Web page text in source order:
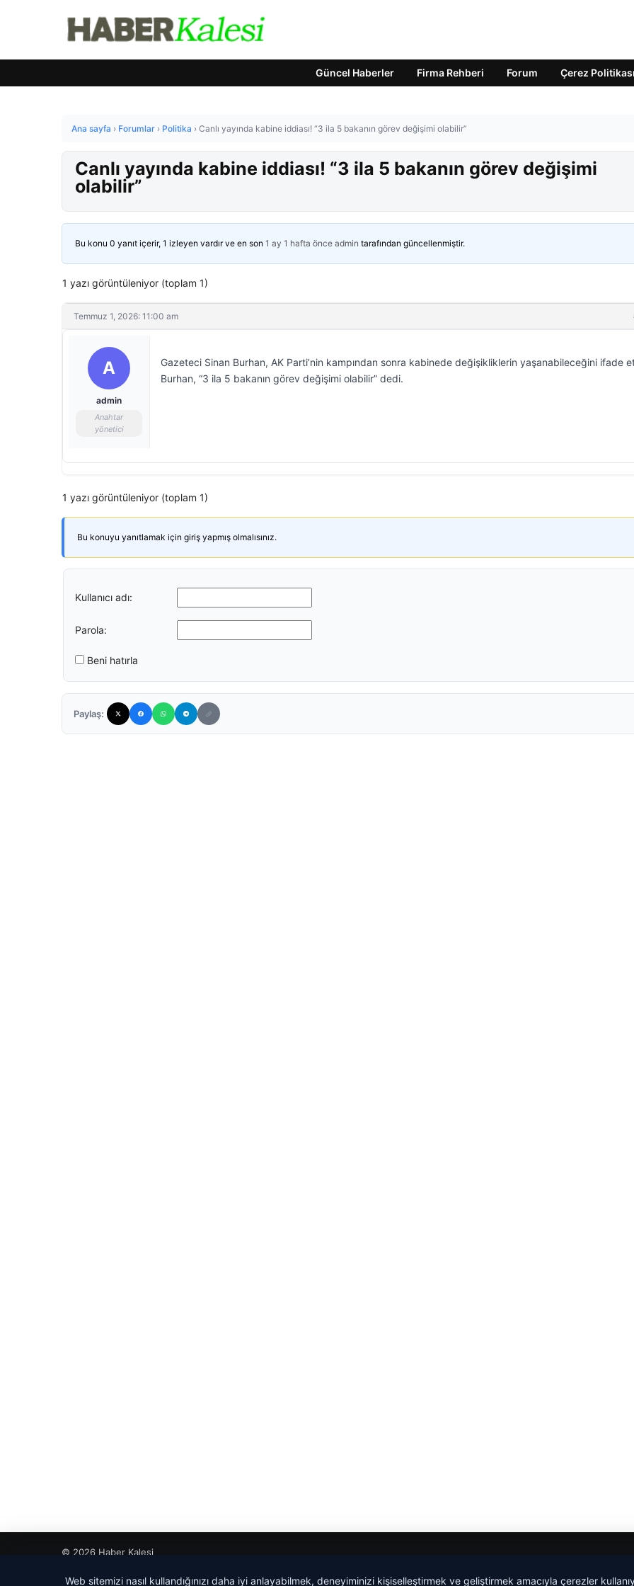
Güncel Haberler Firma Rehberi Forum Çerez Politikası
Ana sayfa › Forumlar › Politika › Canlı yayında kabine iddiası! “3 ila 5 bakanın görev değişimi olabilir”
Canlı yayında kabine iddiası! “3 ila 5 bakanın görev değişimi
olabilir”
Bu konu 0 yanıt içerir, 1 izleyen vardır ve en son 1 ay 1 hafta önce admin tarafından güncellenmiştir.
1 yazı görüntüleniyor (toplam 1)
Temmuz 1, 2026: 11:00 am
A
admin
Anahtar
yönetici
Gazeteci Sinan Burhan, AK Parti’nin kampından sonra kabinede değişikliklerin yaşanabileceğini ifade
Burhan, “3 ila 5 bakanın görev değişimi olabilir” dedi.
1 yazı görüntüleniyor (toplam 1)
Bu konuyu yanıtlamak için giriş yapmış olmalısınız.
Kullanıcı adı:
Parola:
Beni hatırla
Paylaş:
© 2026 Haber Kalesi
Web sitemizi nasıl kullandığınızı daha iyi anlayabilmek, deneyiminizi kişiselleştirmek ve geliştirmek amacıyla çerezler